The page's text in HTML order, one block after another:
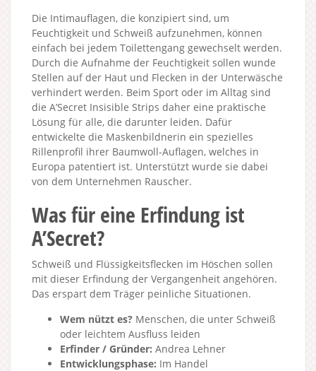
Die Intimauflagen, die konzipiert sind, um
Feuchtigkeit und Schweiß aufzunehmen, können
einfach bei jedem Toilettengang gewechselt werden.
Durch die Aufnahme der Feuchtigkeit sollen wunde
Stellen auf der Haut und Flecken in der Unterwäsche
verhindert werden. Beim Sport oder im Alltag sind
die A’Secret Insisible Strips daher eine praktische
Lösung für alle, die darunter leiden. Dafür
entwickelte die Maskenbildnerin ein spezielles
Rillenprofil ihrer Baumwoll-Auflagen, welches in
Europa patentiert ist. Unterstützt wurde sie dabei
von dem Unternehmen Rauscher.
Was für eine Erfindung ist
A’Secret?
Schweiß und Flüssigkeitsflecken im Höschen sollen
mit dieser Erfindung der Vergangenheit angehören.
Das erspart dem Träger peinliche Situationen.
Wem nützt es? Menschen, die unter Schweiß
oder leichtem Ausfluss leiden
Erfinder / Gründer: Andrea Lehner
Entwicklungsphase: Im Handel